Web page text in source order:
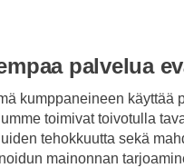
palvelua
kumppaneineen käyttää
toimivat toivotulla
tehokkuutta sekä
mainonnan